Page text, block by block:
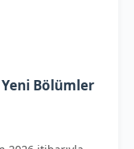
Bölümler